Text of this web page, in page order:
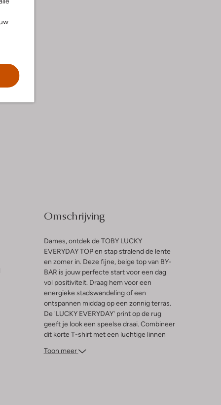
Omschrijving
Dames, ontdek de TOBY LUCKY
EVERYDAY TOP en stap stralend de lente
en zomer in. Deze fijne, beige top van BY-
BAR is jouw perfecte start voor een dag
vol positiviteit. Draag hem voor een
energieke stadswandeling of een
ontspannen middag op een zonnig terras.
De 'LUCKY EVERYDAY' print op de rug
geeft je look een speelse draai. Combineer
dit korte T-shirt met een luchtige linnen
creëer je moeiteloos een comfortabele en
Toon meer